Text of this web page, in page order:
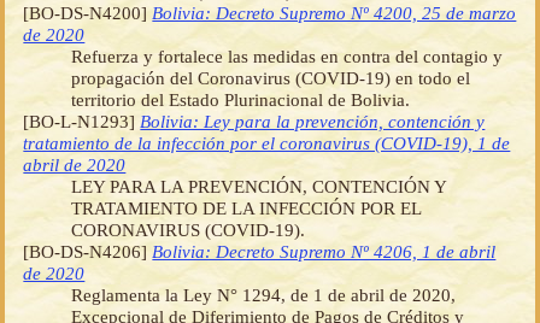
[BO-DS-N4200]Bolivia: Decreto Supremo Nº 4200, 25 de marzo
de 2020
Refuerza y fortalece las medidas en contra del contagio y
propagación del Coronavirus (COVID-19) en todo el
territorio del Estado Plurinacional de Bolivia.
[BO-L-N1293] Bolivia: Ley para la prevención, contención y
tratamiento de la infección por el coronavirus (COVID-19), 1 de
abril de 2020
LEY PARA LA PREVENCIÓN, CONTENCIÓN Y
TRATAMIENTO DE LA INFECCIÓN POR EL
CORONAVIRUS (COVID-19).
[BO-DS-N4206] Bolivia: Decreto Supremo Nº 4206, 1 de abril
de 2020
Reglamenta la Ley N° 1294, de 1 de abril de 2020,
Excepcional de Diferimiento de Pagos de Créditos y